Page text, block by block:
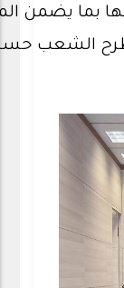
بما يضمن
الشعب حسب